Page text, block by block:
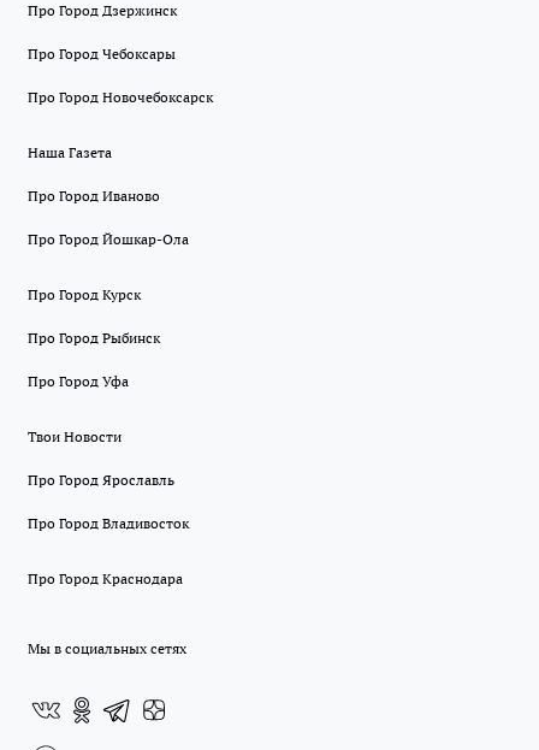
Про Город Дзержинск
Про Город Чебоксары
Про Город Новочебоксарск
Наша Газета
Про Город Иваново
Про Город Йошкар-Ола
Про Город Курск
Про Город Рыбинск
Про Город Уфа
Твои Новости
Про Город Ярославль
Про Город Владивосток
Про Город Краснодара
Мы в социальных сетях